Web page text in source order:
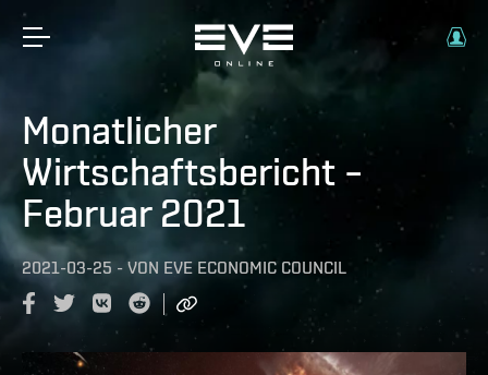
Monatlicher
Wirtschaftsbericht –
Februar 2021
2021-03-25 - VON EVE ECONOMIC COUNCIL